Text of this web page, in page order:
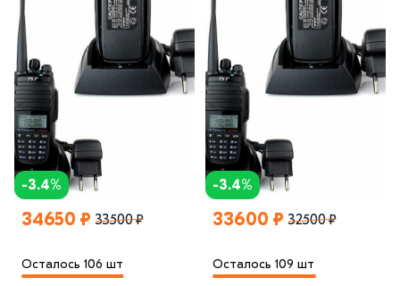
-3.4%
34650 ₽ 33500 ₽
Осталось 106 шт
-3.4%
33600 ₽ 32500 ₽
Осталось 109 шт